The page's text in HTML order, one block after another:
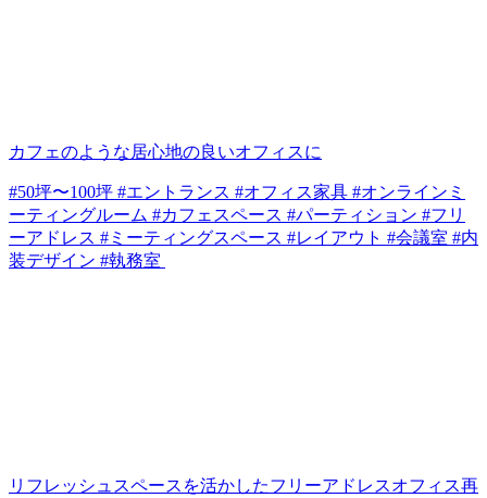
カフェのような居心地の良いオフィスに
#50坪〜100坪 #エントランス #オフィス家具 #オンラインミ
ーティングルーム #カフェスペース #パーティション #フリ
ーアドレス #ミーティングスペース #レイアウト #会議室 #内
装デザイン #執務室
リフレッシュスペースを活かしたフリーアドレスオフィス再